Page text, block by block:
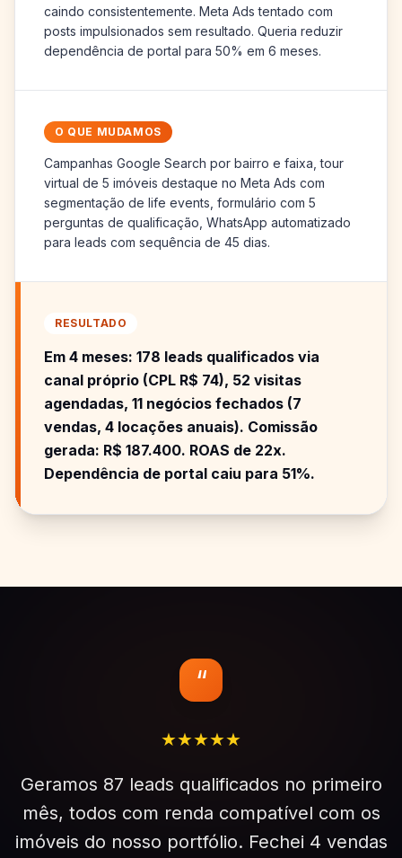
caindo consistentemente. Meta Ads tentado com
posts impulsionados sem resultado. Queria reduzir
dependência de portal para 50% em 6 meses.
O QUE MUDAMOS
Campanhas Google Search por bairro e faixa, tour
virtual de 5 imóveis destaque no Meta Ads com
segmentação de life events, formulário com 5
perguntas de qualificação, WhatsApp automatizado
para leads com sequência de 45 dias.
RESULTADO
Em 4 meses: 178 leads qualificados via
canal próprio (CPL R$ 74), 52 visitas
agendadas, 11 negócios fechados (7
vendas, 4 locações anuais). Comissão
gerada: R$ 187.400. ROAS de 22x.
Dependência de portal caiu para 51%.
“
★★★★★
Geramos 87 leads qualificados no primeiro
mês, todos com renda compatível com os
imóveis do nosso portfólio. Fechei 4 vendas